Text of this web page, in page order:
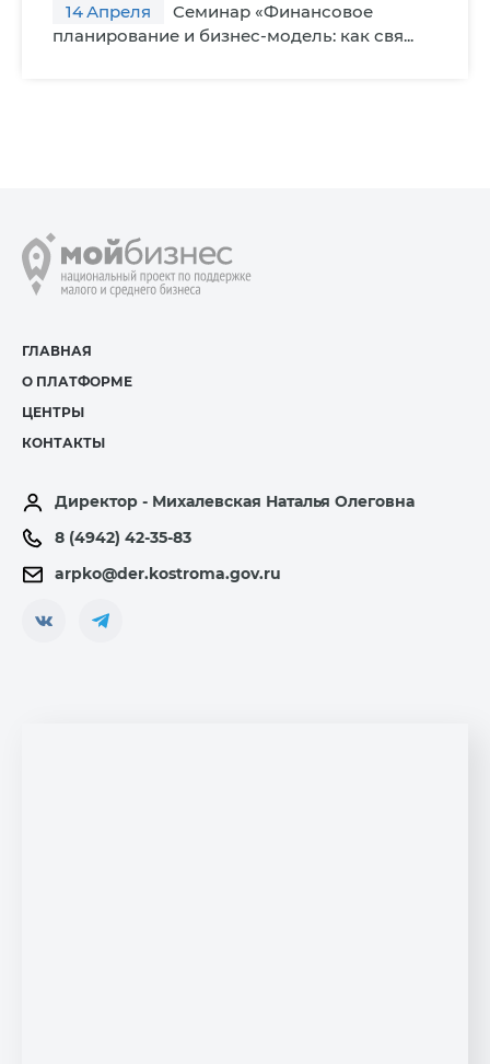
14Апреля
Cеминар «Финансовое
планирование и бизнес-модель: как свя...
ГЛАВНАЯ
О ПЛАТФОРМЕ
ЦЕНТРЫ
КОНТАКТЫ
Директор - Михалевская Наталья Олеговна
8 (4942) 42-35-83
arpko@der.kostroma.gov.ru